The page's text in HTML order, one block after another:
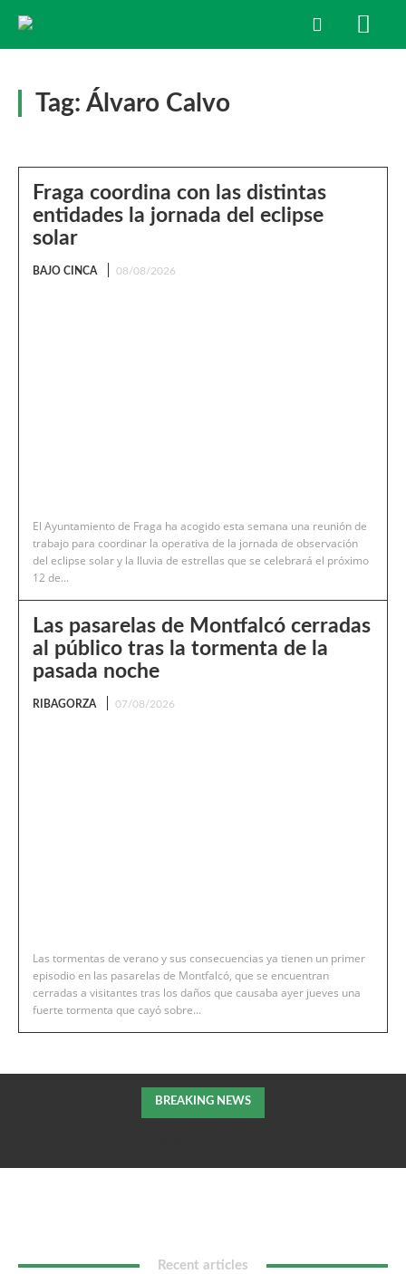
Tag: Álvaro Calvo
Fraga coordina con las distintas
entidades la jornada del eclipse
solar
BAJO CINCA 08/08/2026
El Ayuntamiento de Fraga ha acogido esta semana una reunión de
trabajo para coordinar la operativa de la jornada de observación
del eclipse solar y la lluvia de estrellas que se celebrará el próximo
12 de...
Las pasarelas de Montfalcó cerradas
al público tras la tormenta de la
pasada noche
RIBAGORZA 07/08/2026
Las tormentas de verano y sus consecuencias ya tienen un primer
episodio en las pasarelas de Montfalcó, que se encuentran
cerradas a visitantes tras los daños que causaba ayer jueves una
fuerte tormenta que cayó sobre...
BREAKING NEWS
Recent articles